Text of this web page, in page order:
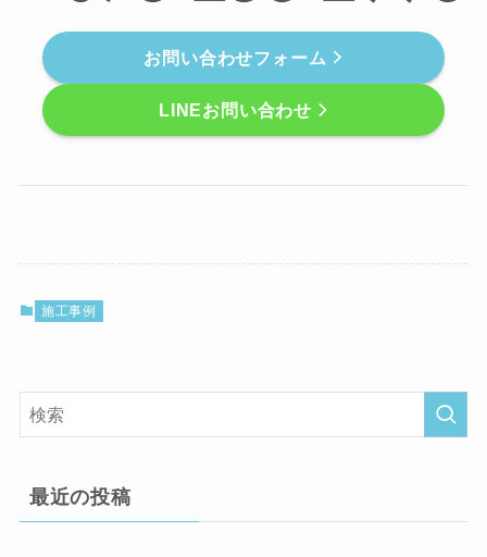
お問い合わせフォーム
LINEお問い合わせ
施工事例
最近の投稿